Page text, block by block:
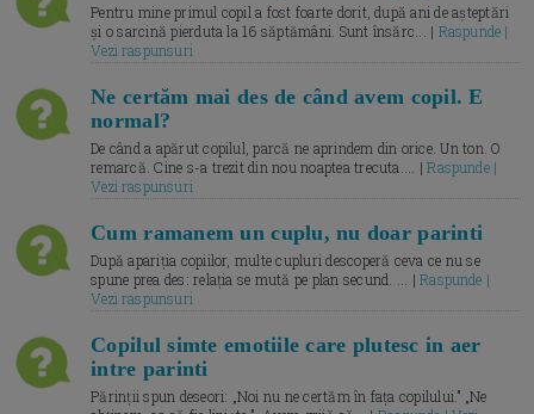
Pentru mine primul copil a fost foarte dorit, după ani de așteptări
și o sarcină pierduta la 16 săptămâni. Sunt însărc... | Raspunde |
Vezi raspunsuri
Ne certăm mai des de când avem copil. E
normal?
De când a apărut copilul, parcă ne aprindem din orice. Un ton. O
remarcă. Cine s-a trezit din nou noaptea trecuta.... |Raspunde |
Vezi raspunsuri
Cum ramanem un cuplu, nu doar parinti
După apariția copiilor, multe cupluri descoperă ceva ce nu se
spune prea des: relația se mută pe plan secund. ... |Raspunde |
Vezi raspunsuri
Copilul simte emotiile care plutesc in aer
intre parinti
Părinții spun deseori: „Noi nu ne certăm în fața copilului.” „Ne